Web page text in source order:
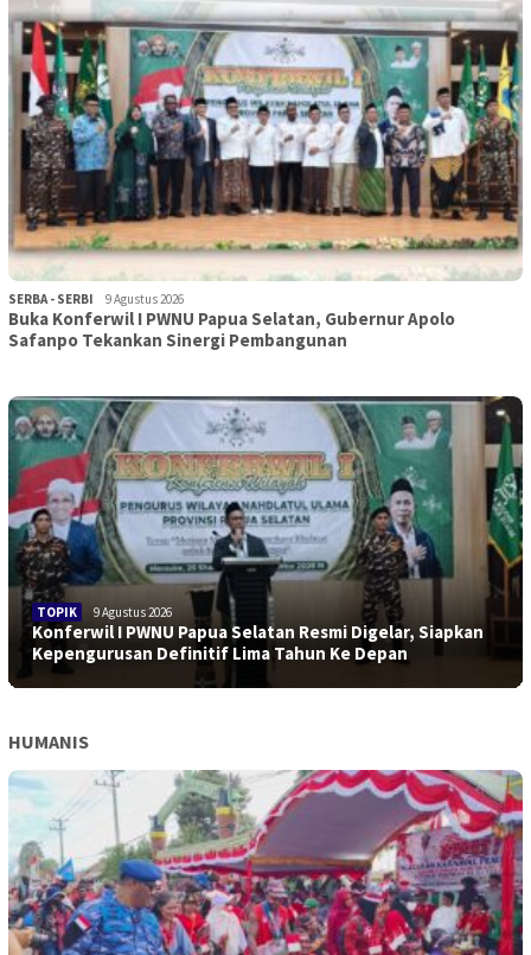
SERBA - SERBI 9 Agustus 2026
Buka Konferwil I PWNU Papua Selatan, Gubernur Apolo
Safanpo Tekankan Sinergi Pembangunan
TOPIK 9 Agustus 2026
Konferwil I PWNU Papua Selatan Resmi Digelar, Siapkan
Kepengurusan Definitif Lima Tahun Ke Depan
HUMANIS